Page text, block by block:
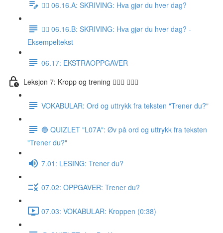
✍🏼 06.16.A: SKRIVING: Hva gjør du hver dag?
✍🏼 06.16.B: SKRIVING: Hva gjør du hver dag? -
Eksempeltekst
06.17: EKSTRAOPPGAVER
Leksjon 7: Kropp og trening 🚶🏼‍♀️ 🏋🏽‍♀️
VOKABULAR: Ord og uttrykk fra teksten "Trener du?"
🔵 QUIZLET "L07A": Øv på ord og uttrykk fra teksten
"Trener du?"
7.01: LESING: Trener du?
07.02: OPPGAVER: Trener du?
07.03: VOKABULAR: Kroppen (0:38)